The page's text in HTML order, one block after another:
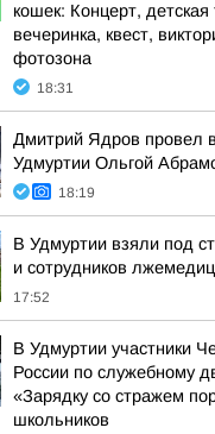
кошек: Концерт,
вечеринка, квест,
фотозона
18:31
Дмитрий Ядров провел
Удмуртии Ольгой
18:19
В Удмуртии взяли под
и сотрудников
17:52
В Удмуртии участники
России по служебному
«Зарядку со стражем
школьников